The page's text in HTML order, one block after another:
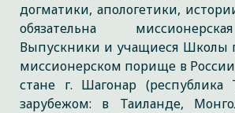
догматики, апологетики,
обязательна
Выпускники и учащиеся Школы
миссионерском порище в
стане г. Шагонар
зарубежом: в Таиланде,